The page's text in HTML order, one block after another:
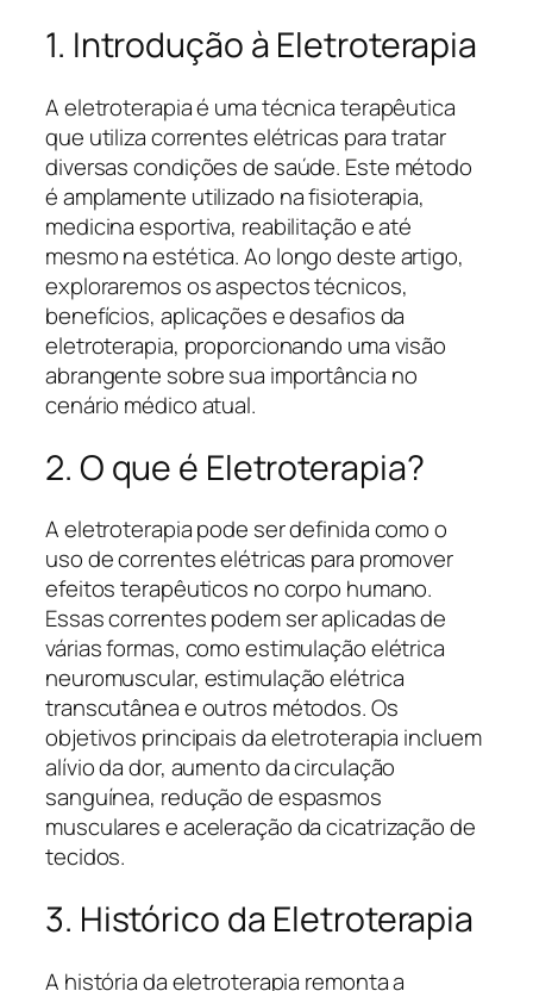
1. Introdução à Eletroterapia
A eletroterapia é uma técnica terapêutica
que utiliza correntes elétricas para tratar
diversas condições de saúde. Este método
é amplamente utilizado na fisioterapia,
medicina esportiva, reabilitação e até
mesmo na estética. Ao longo deste artigo,
exploraremos os aspectos técnicos,
benefícios, aplicações e desafios da
eletroterapia, proporcionando uma visão
abrangente sobre sua importância no
cenário médico atual.
2. O que é Eletroterapia?
A eletroterapia pode ser definida como o
uso de correntes elétricas para promover
efeitos terapêuticos no corpo humano.
Essas correntes podem ser aplicadas de
várias formas, como estimulação elétrica
neuromuscular, estimulação elétrica
transcutânea e outros métodos. Os
objetivos principais da eletroterapia incluem
alívio da dor, aumento da circulação
sanguínea, redução de espasmos
musculares e aceleração da cicatrização de
tecidos.
3. Histórico da Eletroterapia
A história da eletroterapia remonta a